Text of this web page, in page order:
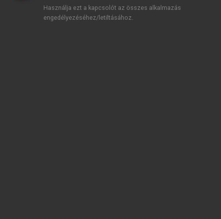
Használja ezt a kapcsolót az összes alkalmazás
engedélyezéséhez/letiltásához.